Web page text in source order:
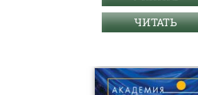
ЧИТАТЬ